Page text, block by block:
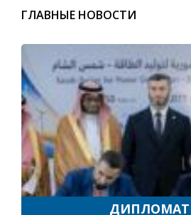
ГЛАВНЫЕ НОВОСТИ